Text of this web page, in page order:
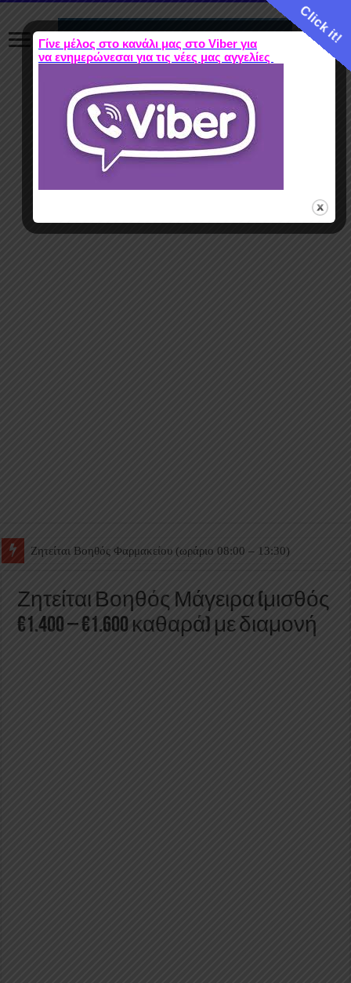
Ζητείται Βοηθός Θαλάμου
Ζητείται Βοηθός Μάγειρα (μισθός
€1.400 – €1.600 καθαρά) με διαμονή
Click it!
Γίνε μέλος στο κανάλι μας στο Viber για
να ενημερώνεσαι για τις νέες μας αγγελίες